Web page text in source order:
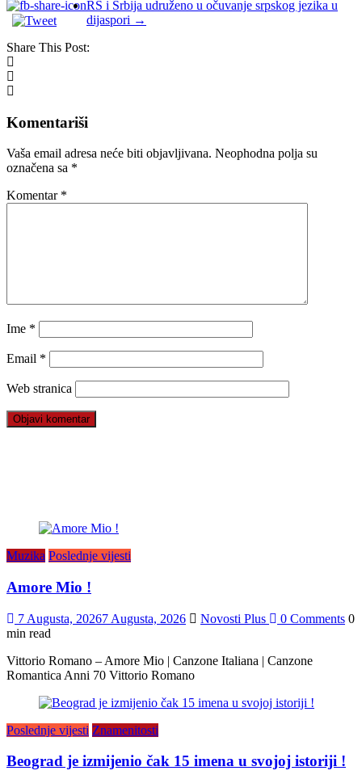
RS i Srbija udruženo u očuvanje srpskog jezika u
dijaspori →
Share This Post:
Komentariši
Vaša email adresa neće biti objavljivana. Neophodna polja su
označena sa *
Komentar *
Ime *
Email *
Web stranica
Muzika Poslednje vijesti
Amore Mio !
7 Augusta, 20267 Augusta, 2026 Novosti Plus 0 Comments 0
min read
Vittorio Romano – Amore Mio | Canzone Italiana | Canzone
Romantica Anni 70 Vittorio Romano
Poslednje vijesti Znamenitosti
Beograd je izmijenio čak 15 imena u svojoj istoriji !